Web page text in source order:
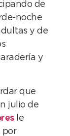
de
noche
y de
y
que
julio de
le
por